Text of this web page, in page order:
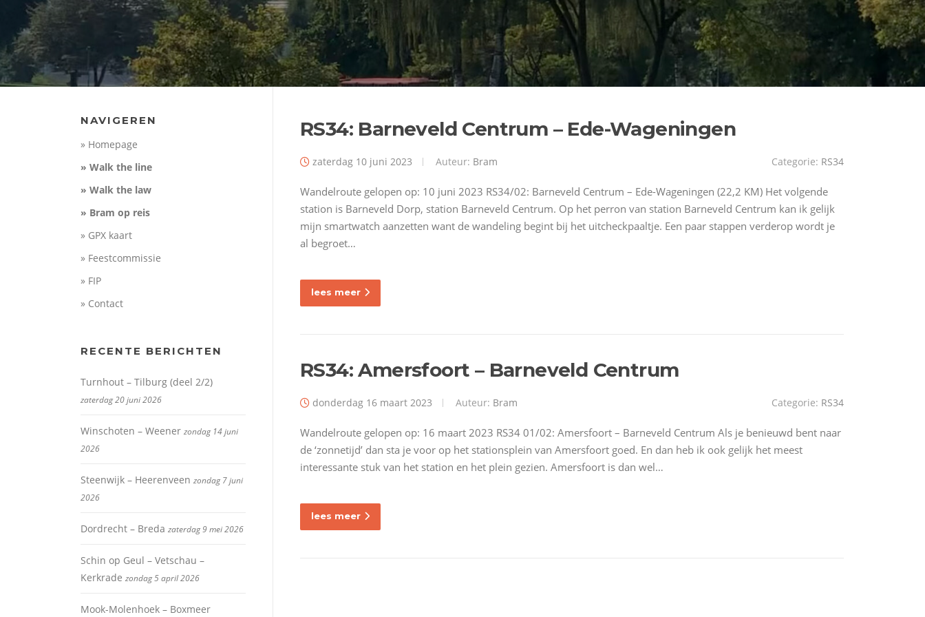
RS34: Barneveld Centrum – Ede-Wageningen
zaterdag 10 juni 2023 Auteur: Bram Categorie: RS34
Wandelroute gelopen op: 10 juni 2023 RS34/02: Barneveld Centrum – Ede-Wageningen (22,2 KM) Het volgende
station is Barneveld Dorp, station Barneveld Centrum. Op het perron van station Barneveld Centrum kan ik gelijk
mijn smartwatch aanzetten want de wandeling begint bij het uitcheckpaaltje. Een paar stappen verderop wordt je
al begroet…
lees meer
RS34: Amersfoort – Barneveld Centrum
donderdag 16 maart 2023 Auteur: Bram Categorie: RS34
Wandelroute gelopen op: 16 maart 2023 RS34 01/02: Amersfoort – Barneveld Centrum Als je benieuwd bent naar
de ‘zonnetijd’ dan sta je voor op het stationsplein van Amersfoort goed. En dan heb ik ook gelijk het meest
interessante stuk van het station en het plein gezien. Amersfoort is dan wel…
lees meer
NAVIGEREN
» Homepage
» Walk the line
» Walk the law
» Bram op reis
» GPX kaart
» Feestcommissie
» FIP
» Contact
RECENTE BERICHTEN
Turnhout – Tilburg (deel 2/2)
zaterdag 20 juni 2026
Winschoten – Weener zondag 14 juni
2026
Steenwijk – Heerenveen zondag 7 juni
2026
Dordrecht – Breda zaterdag 9 mei 2026
Schin op Geul – Vetschau –
Kerkrade zondag 5 april 2026
Mook-Molenhoek – Boxmeer